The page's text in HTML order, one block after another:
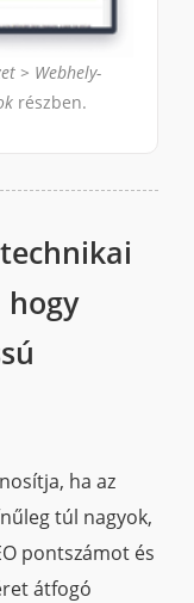
> Webhely-
részben.
hogy
ha az
túl nagyok,
pontszámot és
átfogó